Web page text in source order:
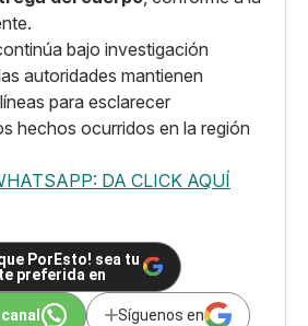
bajo investigación
autoridades mantienen
para esclarecer
hechos ocurridos en la región
DA CLICK AQUÍ
PorEsto! sea tu
preferida en
Síguenos en